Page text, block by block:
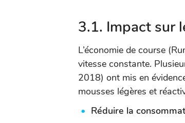
3.1. Impact sur
L’économie de course
vitesse constante.
2018) ont mis en
mousses légères et
Réduire la